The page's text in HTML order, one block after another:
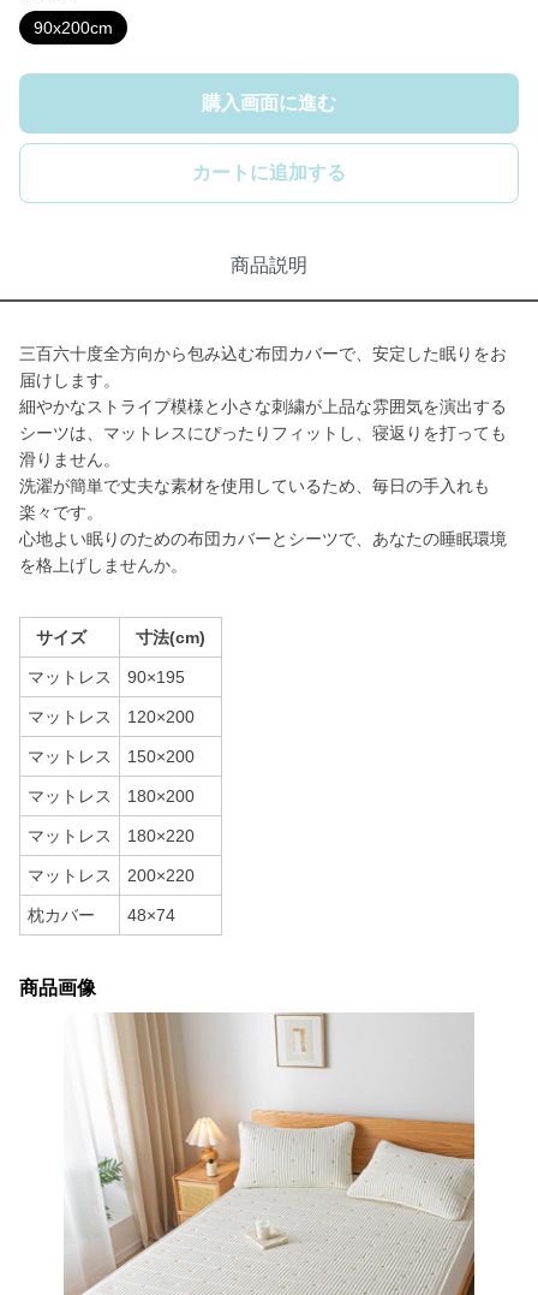
90x200cm
購入画面に進む
カートに追加する
商品説明
三百六十度全方向から包み込む布団カバーで、安定した眠りをお
届けします。
細やかなストライプ模様と小さな刺繍が上品な雰囲気を演出する
シーツは、マットレスにぴったりフィットし、寝返りを打っても
滑りません。
洗濯が簡単で丈夫な素材を使用しているため、毎日の手入れも
楽々です。
心地よい眠りのための布団カバーとシーツで、あなたの睡眠環境
を格上げしませんか。
サイズ 寸法(cm)
マットレス 90×195
マットレス 120×200
マットレス 150×200
マットレス 180×200
マットレス 180×220
マットレス 200×220
枕カバー 48×74
商品画像